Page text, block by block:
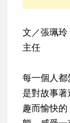
文／張珮
主任
每一個人
是對故事
趣而愉快